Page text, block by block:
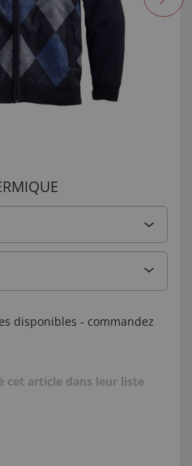
disponibles - commandez
cet article dans leur liste